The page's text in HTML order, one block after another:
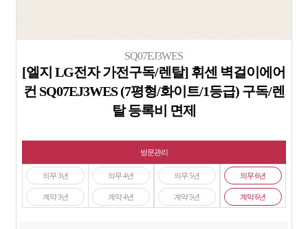
SQ07EJ3WES
[엘지 LG전자 가전구독/렌탈] 휘센 벽걸이에어
컨 SQ07EJ3WES (7평형/화이트/1등급) 구독/렌
탈 등록비 면제
방문관리
의무 3년
계약 3년
의무 4년
계약 4년
의무 5년
계약 5년
의무 6년
계약 6년